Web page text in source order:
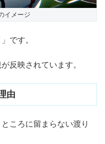
イメージ
です。
反映されています。
由
ころに留まらない渡り